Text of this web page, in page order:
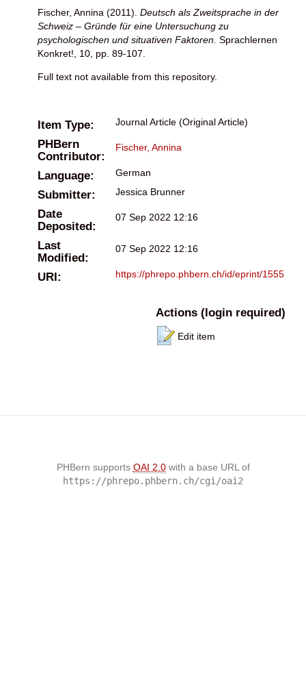
Fischer, Annina (2011). Deutsch als Zweitsprache in der
Schweiz – Gründe für eine Untersuchung zu
psychologischen und situativen Faktoren. Sprachlernen
Konkret!, 10, pp. 89-107.
Full text not available from this repository.
Item Type: Journal Article (Original Article)
PHBern
Contributor:
Fischer, Annina
Language: German
Submitter: Jessica Brunner
Date
Deposited:
07 Sep 2022 12:16
Last
Modified:
07 Sep 2022 12:16
URI: https://phrepo.phbern.ch/id/eprint/1555
Actions (login required)
Edit item
PHBern supports OAI 2.0with a base URL of
https://phrepo.phbern.ch/cgi/oai2